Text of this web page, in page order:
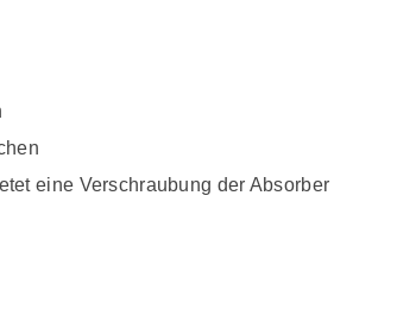
eine Verschraubung der Absorber